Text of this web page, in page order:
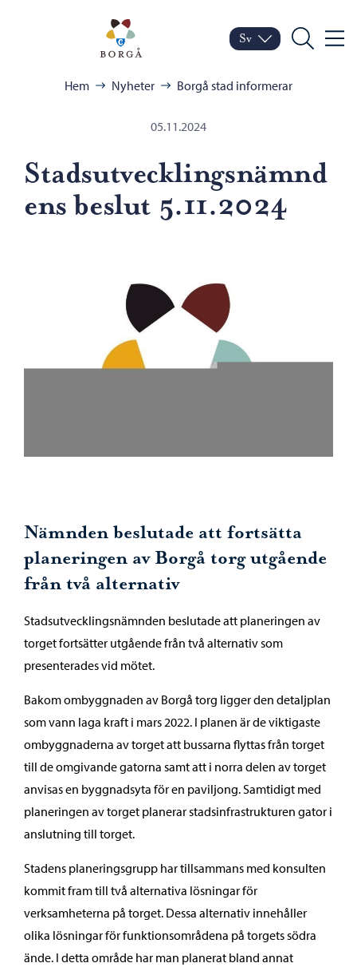
Porvoo – Gå till
Byt språk
Nuvarande språk:
Sv
Sök Meny
Bläddra:Hem Nyheter Borgå stad informerar
05.11.2024
Stadsutvecklingsnämnd
ens beslut 5.11.2024
Nämnden beslutade att fortsätta
planeringen av Borgå torg utgående
från två alternativ
Stadsutvecklingsnämnden beslutade att planeringen av
torget fortsätter utgående från två alternativ som
presenterades vid mötet.
Bakom ombyggnaden av Borgå torg ligger den detaljplan
som vann laga kraft i mars 2022. I planen är de viktigaste
ombyggnaderna av torget att bussarna flyttas från torget
till de omgivande gatorna samt att i norra delen av torget
anvisas en byggnadsyta för en paviljong. Samtidigt med
planeringen av torget planerar stadsinfrastrukturen gator i
anslutning till torget.
Stadens planeringsgrupp har tillsammans med konsulten
kommit fram till två alternativa lösningar för
verksamheterna på torget. Dessa alternativ innehåller
olika lösningar för funktionsområdena på torgets södra
ände. I detta område har man planerat bland annat